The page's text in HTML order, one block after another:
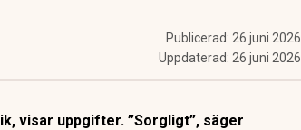
Publicerad: 26 juni 2026
Uppdaterad: 26 juni 2026
visar uppgifter. ”Sorgligt”, säger